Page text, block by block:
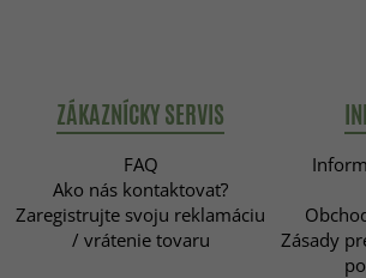
ZÁKAZNÍCKY SERVIS
FAQ
Ako nás kontaktovať?
Zaregistrujte svoju reklamáciu
/ vrátenie tovaru
Zásady